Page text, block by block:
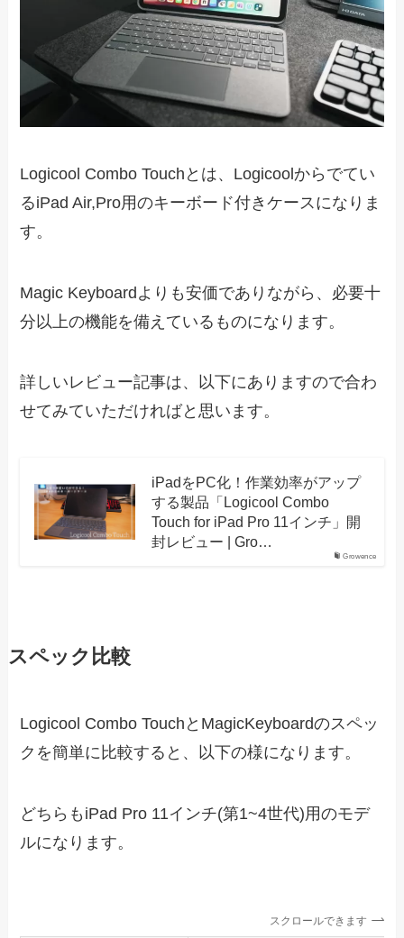
Logicool Combo Touchとは、Logicoolからでてい
るiPad Air,Pro用のキーボード付きケースになりま
す。
Magic Keyboardよりも安価でありながら、必要十
分以上の機能を備えているものになります。
詳しいレビュー記事は、以下にありますので合わ
せてみていただければと思います。
Growence
iPadをPC化！作業効率がアップ
する製品「Logicool Combo
Touch for iPad Pro 11インチ」開
封レビュー | Gro…
スペック比較
Logicool Combo TouchとMagicKeyboardのスペッ
クを簡単に比較すると、以下の様になります。
どちらもiPad Pro 11インチ(第1~4世代)用のモデ
ルになります。
スクロールできます